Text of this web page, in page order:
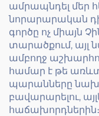
ամրապնդել մեր
նորարարական
գործը ոչ միայն
տարածքում, այլ
ամբողջ
համար է թե
պարանները
բավարարելու,
հաճախորդներին։